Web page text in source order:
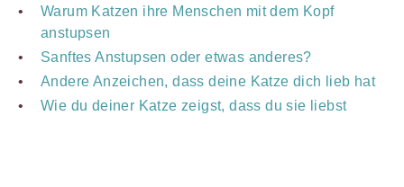
Warum Katzen ihre Menschen mit dem Kopf
anstupsen
Sanftes Anstupsen oder etwas anderes?
Andere Anzeichen, dass deine Katze dich lieb hat
Wie du deiner Katze zeigst, dass du sie liebst